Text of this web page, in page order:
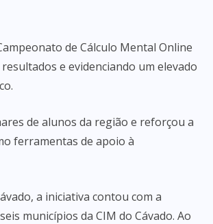
de Cálculo Mental Online
e evidenciando um elevado
de alunos da região e reforçou a
ferramentas de apoio à
a iniciativa contou com a
municípios da CIM do Cávado. Ao